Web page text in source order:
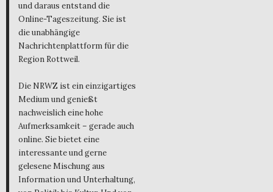
und daraus entstand die
Online-Tageszeitung. Sie ist
die unabhängige
Nachrichtenplattform für die
Region Rottweil.
Die NRWZ ist ein einzigartiges
Medium und genießt
nachweislich eine hohe
Aufmerksamkeit – gerade auch
online. Sie bietet eine
interessante und gerne
gelesene Mischung aus
Information und Unterhaltung,